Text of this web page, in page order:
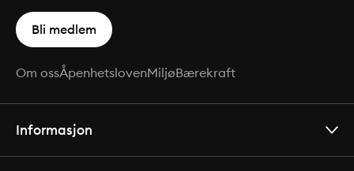
Bli medlem
Om ossÅpenhetslovenMiljøBærekraft
Informasjon